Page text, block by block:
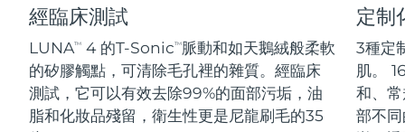
經臨床測試
LUNATM 4 的T-SonicTM脈動和如天鵝絨般柔軟
的矽膠觸點，可清除毛孔裡的雜質。經臨床
測試，它可以有效去除99%的面部污垢，油
脂和化妝品殘留，衛生性更是尼龍刷毛的35
定制
3種定
肌。
和、
部不
PEACH™ 2 go
Travel-friendly IPL hair removal
PEACH™ Cooling Prep Gel
SUPERCHARGED™ serum
Firming body serum
ESPADA™ 2
Acne treatment device
IRIS™ 2
Rejuvenating eye massager
毛孔護理
KIWI™ derma
Diamond microdermabrasion .
LUNA™ 4 hair
2-in-1 LED scalp massager
NEW
中國香港特別行政區 8/12/26
匈牙利 預計送達日期 8/11/26
冰島 預計送達日期 8/12/26